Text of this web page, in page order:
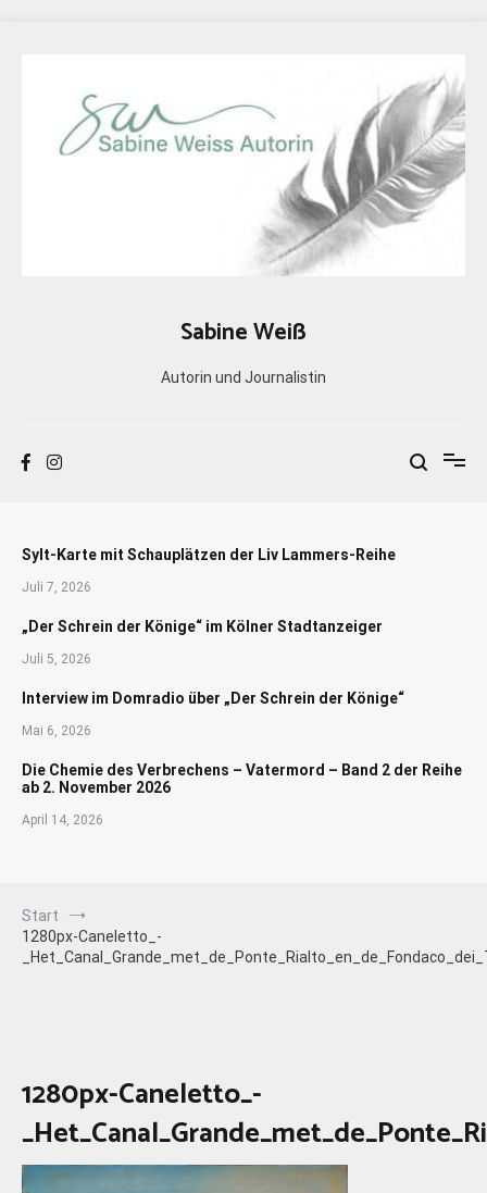
Sabine Weiß
Autorin und Journalistin
Sylt-Karte mit Schauplätzen der Liv Lammers-Reihe
Juli 7, 2026
„Der Schrein der Könige“ im Kölner Stadtanzeiger
Juli 5, 2026
Interview im Domradio über „Der Schrein der Könige“
Mai 6, 2026
Die Chemie des Verbrechens – Vatermord – Band 2 der Reihe
ab 2. November 2026
April 14, 2026
Start
1280px-Caneletto_-
1280px-Caneletto_-